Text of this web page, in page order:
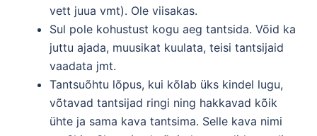
vett juua vmt). Ole viisakas.
Sul pole kohustust kogu aeg tantsida. Võid ka
juttu ajada, muusikat kuulata, teisi tantsijaid
vaadata jmt.
Tantsuõhtu lõpus, kui kõlab üks kindel lugu,
võtavad tantsijad ringi ning hakkavad kõik
ühte ja sama kava tantsima. Selle kava nimi